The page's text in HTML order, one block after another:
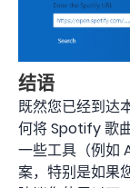
结语
既然您已经到达
何将 Spotify 歌
一些工具（例如
案，特别是如果